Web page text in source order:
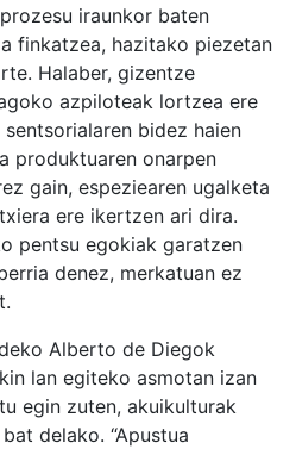
iraunkor baten
finkatzea, hazitako piezetan
Halaber, gizentze
azpiloteak lortzea ere
bidez haien
produktuaren onarpen
gain, espeziearen ugalketa
ere ikertzen ari dira.
pentsu egokiak garatzen
denez, merkatuan ez
Alberto de Diegok
lan egiteko asmotan izan
egin zuten, akuikulturak
delako. “Apustua